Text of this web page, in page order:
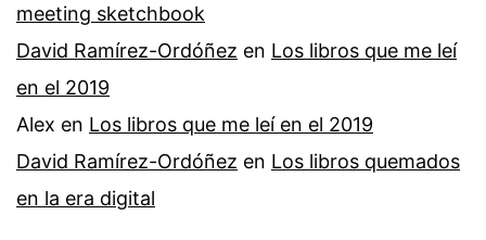
meeting sketchbook
David Ramírez-Ordóñez en Los libros que me leí
en el 2019
Alex en Los libros que me leí en el 2019
David Ramírez-Ordóñez en Los libros quemados
en la era digital